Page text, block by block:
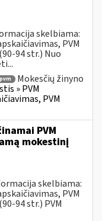
skelbiama:
PVM
94 str.) Nuo
Mokesčių žinyno
» PVM
PVM
PVM
mokestinį
skelbiama:
PVM
94 str.) PVM